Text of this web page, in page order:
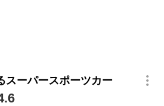
スーパースポーツカー